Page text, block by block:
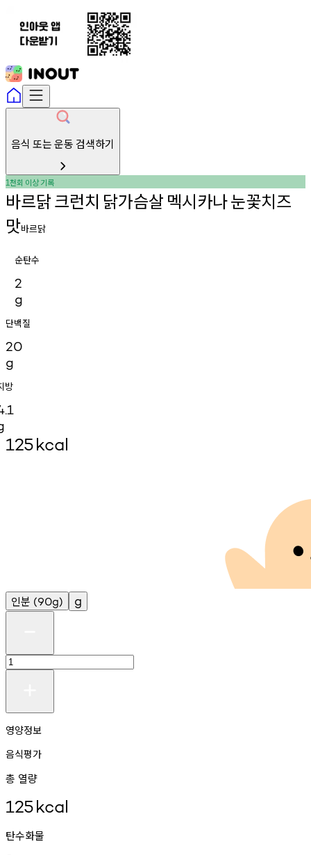
음식 또는 운동 검색하기
1천회 이상기록
바르닭크런치 닭가슴살 멕시카나눈꽃치즈
맛바르닭
순탄수
2
g
단백질
20
g
방
125kcal
인분 (90g) g
영양정보
음식평가
총 열량
125kcal
탄수화물